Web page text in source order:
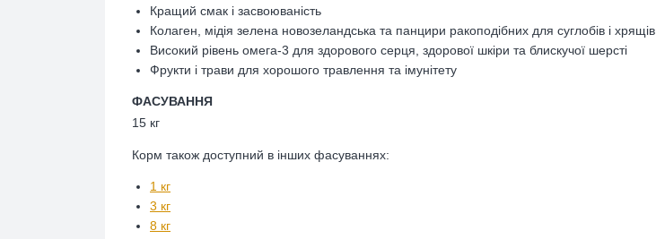
Кращий смак і засвоюваність
Колаген, мідія зелена новозеландська та панцири ракоподібних для суглобів і хрящів
Високий рівень омега-3 для здорового серця, здорової шкіри та блискучої шерсті
Фрукти і трави для хорошого травлення та імунітету
ФАСУВАННЯ
15 кг
Корм також доступний в інших фасуваннях:
1 кг
3 кг
8 кг